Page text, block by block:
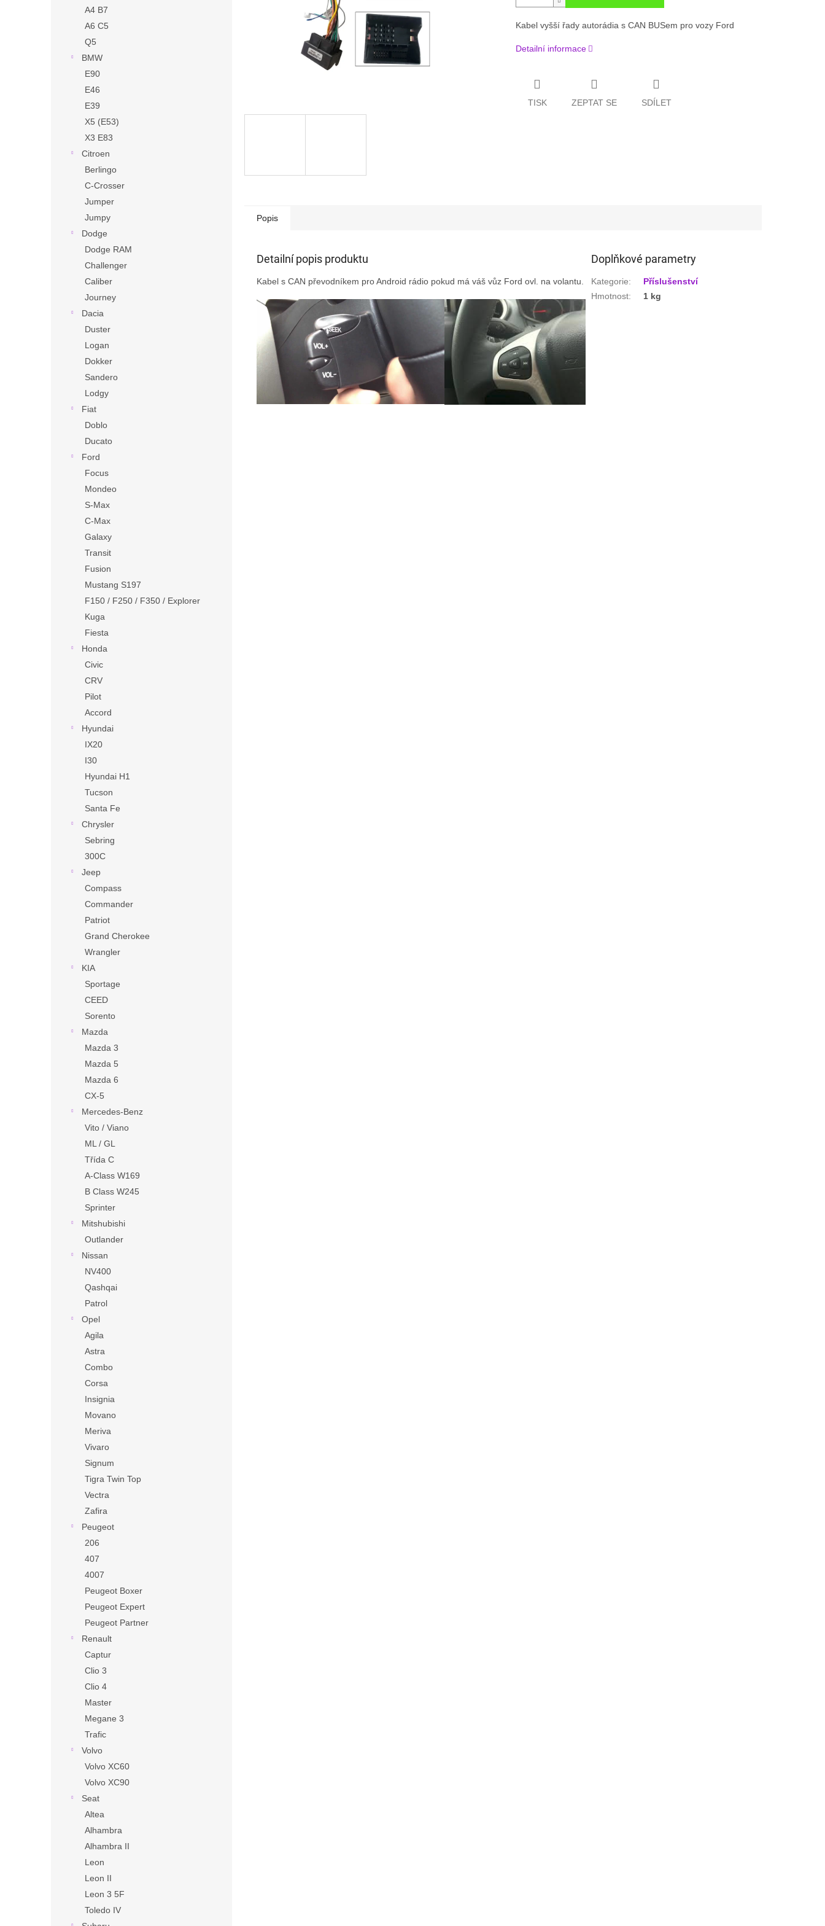
A4 B7
A6 C5
Q5
BMW
E90
E46
E39
X5 (E53)
X3 E83
Citroen
Berlingo
C-Crosser
Jumper
Jumpy
Dodge
Dodge RAM
Challenger
Caliber
Journey
Dacia
Duster
Logan
Dokker
Sandero
Lodgy
Fiat
Doblo
Ducato
Ford
Focus
Mondeo
S-Max
C-Max
Galaxy
Transit
Fusion
Mustang S197
F150 / F250 / F350 / Explorer
Kuga
Fiesta
Honda
Civic
CRV
Pilot
Accord
Hyundai
IX20
I30
Hyundai H1
Tucson
Santa Fe
Chrysler
Sebring
300C
Jeep
Compass
Commander
Patriot
Grand Cherokee
Wrangler
KIA
Sportage
CEED
Sorento
Mazda
Mazda 3
Mazda 5
Mazda 6
CX-5
Mercedes-Benz
Vito / Viano
ML / GL
Třída C
A-Class W169
B Class W245
Sprinter
Mitshubishi
Outlander
Nissan
NV400
Qashqai
Patrol
Opel
Agila
Astra
Combo
Corsa
Insignia
Movano
Meriva
Vivaro
Signum
Tigra Twin Top
Vectra
Zafira
Peugeot
206
407
4007
Peugeot Boxer
Peugeot Expert
Peugeot Partner
Renault
Captur
Clio 3
Clio 4
Master
Megane 3
Trafic
Volvo
Volvo XC60
Volvo XC90
Seat
Altea
Alhambra
Alhambra II
Leon
Leon II
Leon 3 5F
Toledo IV
Kabel vyšší řady autorádia s CAN BUSem pro vozy Ford
Detailní informace
TISK ZEPTAT SE SDÍLET
Popis
Detailní popis produktu
Kabel s CAN převodníkem pro Android rádio pokud má váš vůz Ford ovl. na volantu.
Doplňkové parametry
Kategorie:
Příslušenství
Hmotnost: 1 kg